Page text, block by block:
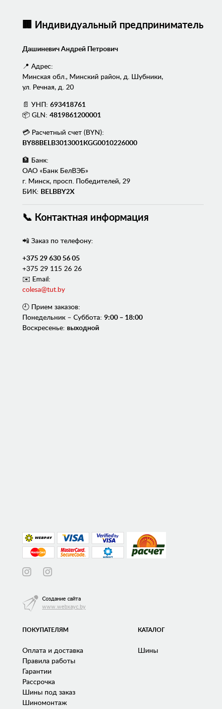
ПОКУПАТЕЛЯМ
Оплата и доставка
Правила работы
Гарантии
Рассрочка
Шины под заказ
Шиномонтаж
КАТАЛОГ
Шины
🏢 Индивидуальный предприниматель
Дашиневич Андрей Петрович
📍 Адрес:
Минская обл., Минский район, д. Шубники,
ул. Речная, д. 20
📄 УНП: 693418761
📦 GLN: 4819861200001
💳 Расчетный счет (BYN):
BY88BELB3013001KGG0010226000
🏦 Банк:
ОАО «Банк БелВЭБ»
г. Минск, просп. Победителей, 29
БИК: BELBBY2X
📞 Контактная информация
📲 Заказ по телефону:
+375 29 630 56 05
+375 29 115 26 26
✉️ Email:
colesa@tut.by
🕘 Прием заказов:
Понедельник – Суббота: 9:00 – 18:00
Воскресенье: выходной
Создание сайта
www.webxayc.by